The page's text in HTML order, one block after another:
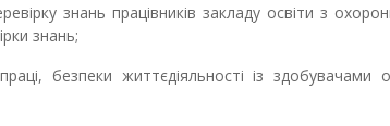
знань працівників закладу освіти з
знань;
безпеки життєдіяльності із здобувачами